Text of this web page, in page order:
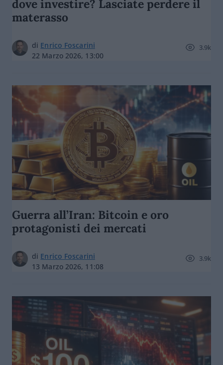
dove investire? Lasciate perdere il
materasso
di Enrico Foscarini
22 Marzo 2026, 13:00
3.9k
Guerra all’Iran: Bitcoin e oro
protagonisti dei mercati
di Enrico Foscarini
13 Marzo 2026, 11:08
3.9k